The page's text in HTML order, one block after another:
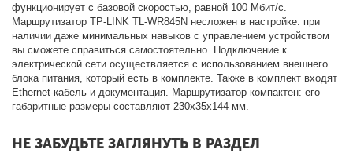
функционирует с базовой скоростью, равной 100 Мбит/с.
Маршрутизатор TP-LINK TL-WR845N несложен в настройке: при
наличии даже минимальных навыков с управлением устройством
вы сможете справиться самостоятельно. Подключение к
электрической сети осуществляется с использованием внешнего
блока питания, который есть в комплекте. Также в комплект входят
Ethernet-кабель и документация. Маршрутизатор компактен: его
габаритные размеры составляют 230x35x144 мм.
НЕ ЗАБУДЬТЕ ЗАГЛЯНУТЬ В РАЗДЕЛ